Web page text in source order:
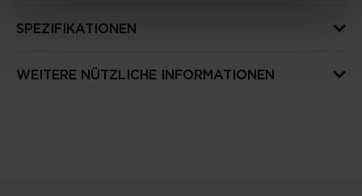
SPEZIFIKATIONEN
WEITERE NÜTZLICHE INFORMATIONEN